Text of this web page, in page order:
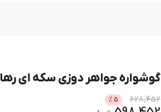
گوشواره جواهر دوزی سکه ای رها
628,452
5
%